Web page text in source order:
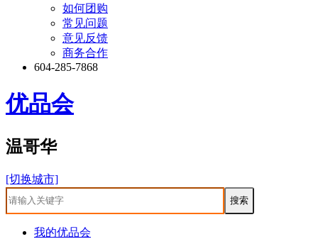
如何团购
常见问题
意见反馈
商务合作
604-285-7868
优品会
温哥华
[切换城市]
我的优品会